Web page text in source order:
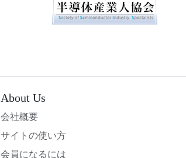
About Us
会社概要
サイトの使い方
会員になるには